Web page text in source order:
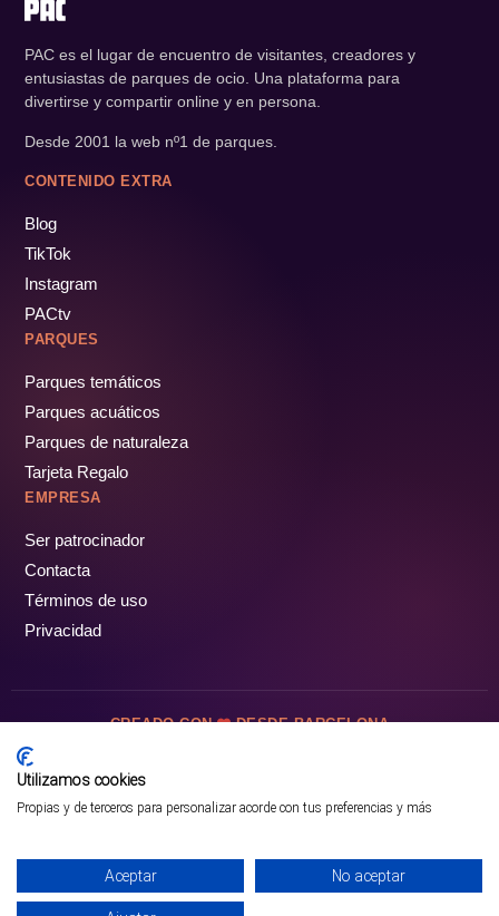
PAC es el lugar de encuentro de visitantes, creadores y
entusiastas de parques de ocio. Una plataforma para
divertirse y compartir online y en persona.
Desde 2001 la web nº1 de parques.
CONTENIDO EXTRA
Blog
TikTok
Instagram
PACtv
PARQUES
Parques temáticos
Parques acuáticos
Parques de naturaleza
Tarjeta Regalo
EMPRESA
Ser patrocinador
Contacta
Términos de uso
Privacidad
CREADO CON DESDE BARCELONA
Utilizamos cookies
Propias y de terceros para personalizar acorde con tus preferencias y más
Aceptar No aceptar